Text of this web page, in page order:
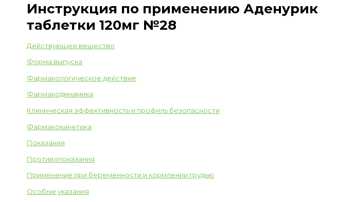
Инструкция по применению Аденурик
таблетки 120мг №28
Действующее вещество
Форма выпуска
Фармакологическое действие
Фармакодинамика
Клиническая эффективность и профиль безопасности
Фармакокинетика
Показания
Противопоказания
Применение при беременности и кормлении грудью
Особые указания